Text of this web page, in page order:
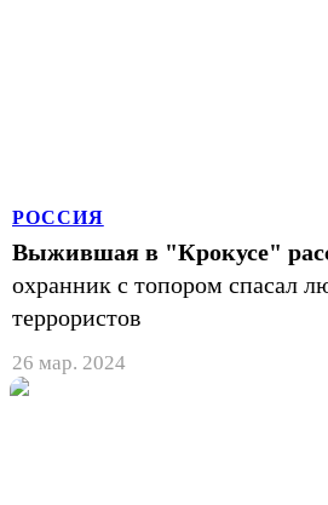
РОССИЯ
Выжившая в "Крокусе"
охранник с топором спасал
террористов
26 мар. 2024